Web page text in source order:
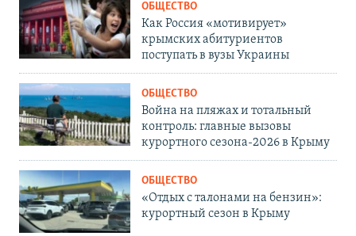
ОБЩЕСТВО
Как Россия «мотивирует»
крымских абитуриентов
поступать в вузы Украины
ОБЩЕСТВО
Война на пляжах и тотальный
контроль: главные вызовы
курортного сезона-2026 в Крыму
ОБЩЕСТВО
«Отдых с талонами на бензин»:
курортный сезон в Крыму